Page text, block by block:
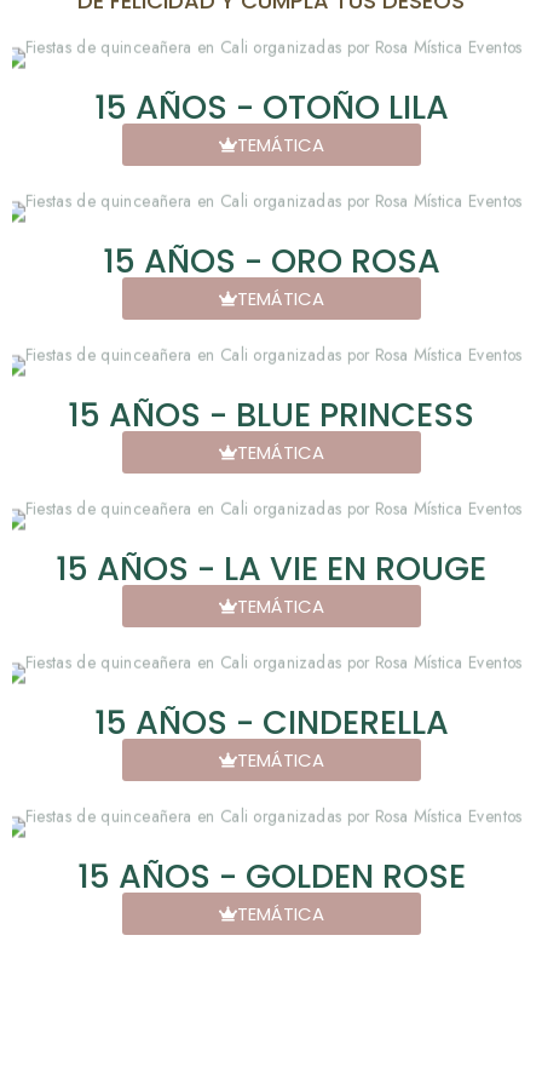
15 AÑOS - OTOÑO LILA
TEMÁTICA
15 AÑOS - ORO ROSA
TEMÁTICA
15 AÑOS - BLUE PRINCESS
TEMÁTICA
15 AÑOS - LA VIE EN ROUGE
TEMÁTICA
15 AÑOS - CINDERELLA
TEMÁTICA
15 AÑOS - GOLDEN ROSE
TEMÁTICA